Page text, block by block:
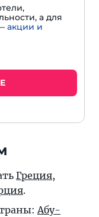
а для
акции и
Греция,
.
Абу-